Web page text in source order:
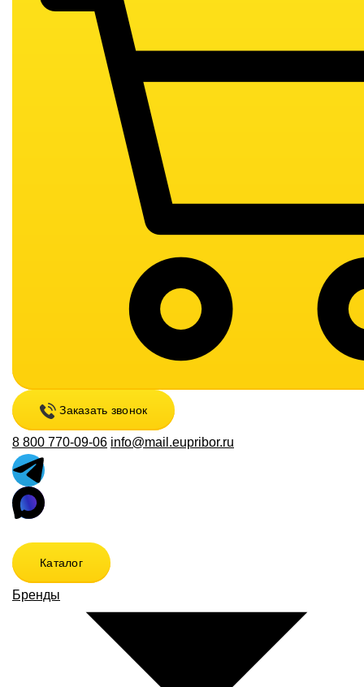
Заказать звонок
8 800 770-09-06 info@mail.eupribor.ru
Каталог
Бренды